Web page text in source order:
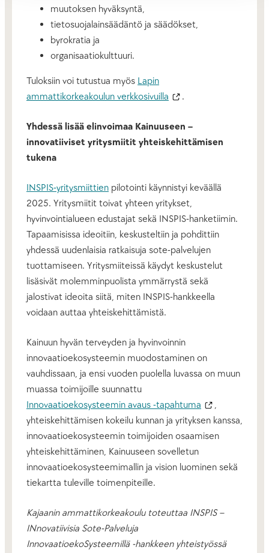
muutoksen hyväksyntä,
tietosuojalainsäädäntö ja säädökset,
byrokratia ja
organisaatiokulttuuri.
Tuloksiin voi tutustua myös Lapin
ammattikorkeakoulun verkkosivuilla
.
Yhdessä lisää elinvoimaa Kainuuseen –
innovatiiviset yritysmiitit yhteiskehittämisen
tukena
INSPIS-yritysmiittien pilotointi käynnistyi keväällä
2025. Yritysmiitit toivat yhteen yritykset,
hyvinvointialueen edustajat sekä INSPIS-hanketiimin.
Tapaamisissa ideoitiin, keskusteltiin ja pohdittiin
yhdessä uudenlaisia ratkaisuja sote-palvelujen
tuottamiseen. Yritysmiiteissä käydyt keskustelut
lisäsivät molemminpuolista ymmärrystä sekä
jalostivat ideoita siitä, miten INSPIS-hankkeella
voidaan auttaa yhteiskehittämistä.
Kainuun hyvän terveyden ja hyvinvoinnin
innovaatioekosysteemin muodostaminen on
vauhdissaan, ja ensi vuoden puolella luvassa on muun
muassa toimijoille suunnattu
Innovaatioekosysteemin avaus -tapahtuma
,
yhteiskehittämisen kokeilu kunnan ja yrityksen kanssa,
innovaatioekosysteemin toimijoiden osaamisen
yhteiskehittäminen, Kainuuseen sovelletun
innovaatioekosysteemimallin ja vision luominen sekä
tiekartta tuleville toimenpiteille.
Kajaanin ammattikorkeakoulu toteuttaa INSPIS –
INnovatiivisia Sote-Palveluja
InnovaatioekoSysteemillä -hankkeen yhteistyössä